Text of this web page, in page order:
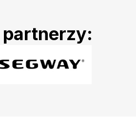
partnerzy: